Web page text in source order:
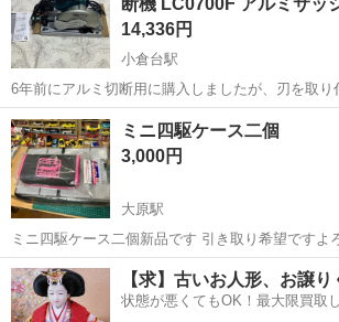
14,336円
小倉台駅
6年前にアルミ切断用に購入しましたが、刃を取り
いました。 マキタ アルミサッシ用チップソー A-19803 【190mm】
スライドマルノコ用のチップソーが取り付け済みです。 ※基本
現状渡しでお願...
千葉 千葉市 小倉台駅 模型、プラモデル
ミニ四駆ケース二個
3,000円
大原駅
ミニ四駆ケース二個新品です 引き取り希望ですよ
千葉 いすみ市 大原駅 模型、プラモデ
【求】古いお人形、お譲り
状態が悪くてもOK！最大限買取